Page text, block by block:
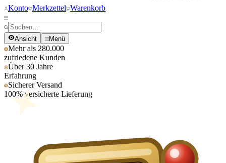
Konto Merkzettel Warenkorb
Ansicht Menü
Mehr als 280.000
zufriedene Kunden
Über 30 Jahre
Erfahrung
Sicherer Versand
100% versicherte Lieferung